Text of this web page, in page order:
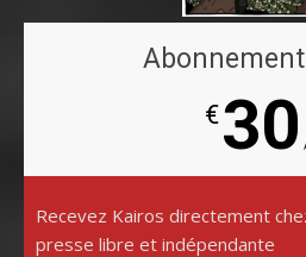
€30
Recevez Kairos directement
presse libre et indépendante